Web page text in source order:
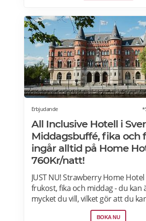
Strawberry har självklart hotell
flygplatserna i Köpenhamn, Oslo
Helsingfors också! Läs mer>>>
Erbjudande
All Inclusive Hotell i
Middagsbuffé, fika och
ingår alltid på Home
760Kr/natt!
JUST NU! Strawberry Home
frukost, fika och middag - du kan
mycket du vill, vilket gör att du
som hemma. Välj mellan 50+
BOKA NU